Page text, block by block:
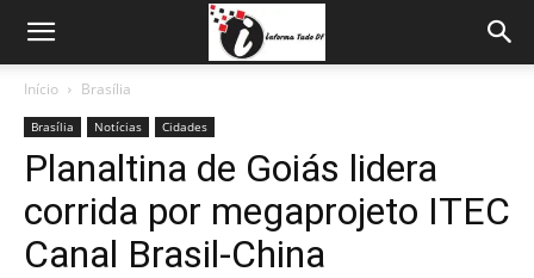
Início Brasília
Brasília Notícias Cidades
Planaltina de Goiás lidera
corrida por megaprojeto ITEC
Canal Brasil-China